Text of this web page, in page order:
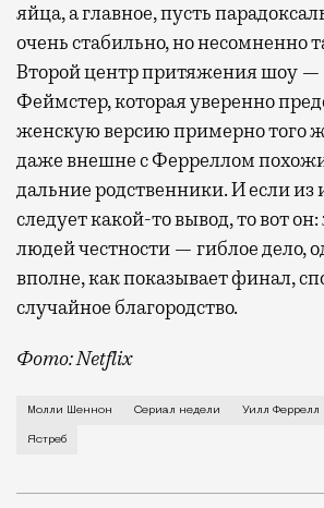
яйца, а главное, пусть
очень стабильно, но несомненно
Второй центр притяжения шоу
Феймстер, которая уверенно
женскую версию примерно того
даже внешне с Ферреллом
дальние родственники. И если
следует какой-то вывод, то вот
людей честности — гиблое дело,
вполне, как показывает финал,
случайное благородство.
Фото: Netflix
Когда-то Лонни Хокинс (Уилл
Молли Шеннон Сериал недели Уилл Феррелл
Ястреб